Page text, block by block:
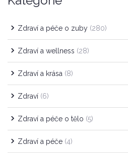
Zdraví a péče o zuby (280)
Zdraví a wellness (28)
Zdraví a krása (8)
Zdraví (6)
Zdraví a péče o tělo (5)
Zdraví a péče (4)